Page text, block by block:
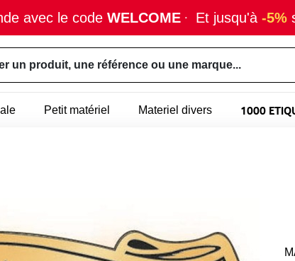
avec le code WELCOME · Et jusqu'à -5%
un produit, une référence ou une marque...
Petit matériel Materiel divers 1000